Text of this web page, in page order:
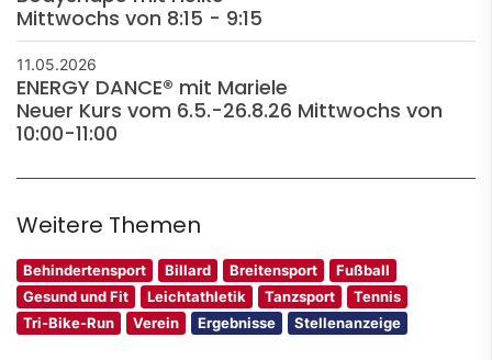
Mittwochs von 8:15 - 9:15
11.05.2026
ENERGY DANCE® mit Mariele
Neuer Kurs vom 6.5.-26.8.26 Mittwochs von
10:00-11:00
Weitere Themen
Behindertensport Billard Breitensport
Fußball
Gesund und Fit
Leichtathletik Tanzsport
Tennis
Tri-Bike-Run
Verein Ergebnisse Stellenanzeige